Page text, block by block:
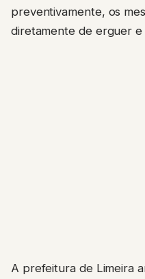
preventivamente, os
diretamente de erguer
A prefeitura de Limeira